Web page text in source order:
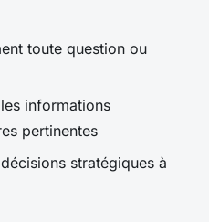
toute question ou
informations
pertinentes
stratégiques à